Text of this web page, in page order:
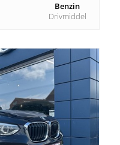
Benzin
Drivmiddel